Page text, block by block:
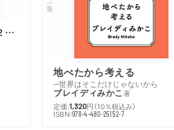
ムーミン・コミックス ２ あこがれの遠い土地
地べたから考える
─世界はそこだけじゃないから
ブレイディみかこ著
定価:1,320円 （10％税込み）
ISBN:978-4-480-25152-7